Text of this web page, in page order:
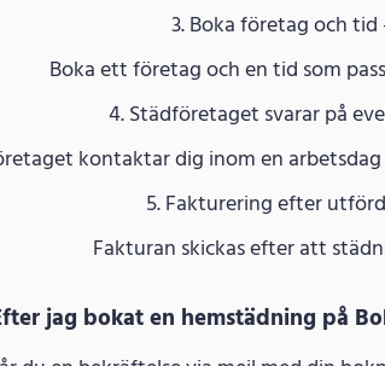
3. Boka företag och
Boka ett företag och en tid som
4. Städföretaget svarar på
kontaktar dig inom en
5. Fakturering efter
Fakturan skickas efter att
jag bokat en hemstädning på